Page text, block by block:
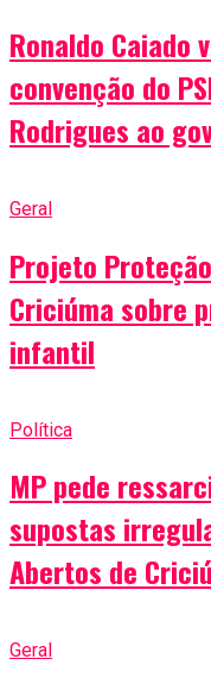
Ronaldo Caiado
convenção do
Rodrigues ao
Geral
Projeto
Criciúma sobre
infantil
Política
MP pede
supostas
Abertos de
Geral